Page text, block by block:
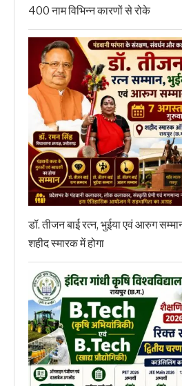
400 नाम विभिन्न कारणों से रोके
डॉ. तीजन बाई रत्न, भुईया एवं आरुग
शहीद स्मारक में होगा